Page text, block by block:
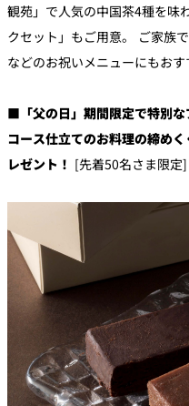
観苑」で人気の中国茶4種を味
クセット」もご用意。 ご家族
などのお祝いメニューにもおす
■「父の日」期間限定で特別な
コース仕立てのお料理の締め
レゼント！ [先着50名さま限定]